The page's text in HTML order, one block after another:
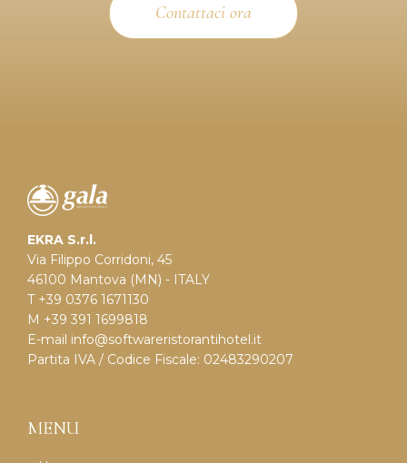
Contattaci ora
EKRA S.r.l.
Via Filippo Corridoni, 45
46100 Mantova (MN) - ITALY
T +39 0376 1671130
M +39 391 1699818
E-mail info@softwareristorantihotel.it
Partita IVA / Codice Fiscale: 02483290207
MENU